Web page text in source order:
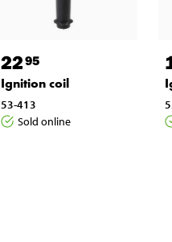
2295
Ignition coil
53-413
Sold online